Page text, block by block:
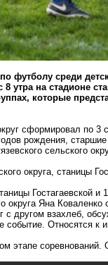
футболу среди
утра на стадионе
которые
сформировал по 3
рождения,
сельского
округа, станицы
Гостагаевской и
округа Яна
с другом взахлеб,
событие. Относятся к
этапе соревнований.